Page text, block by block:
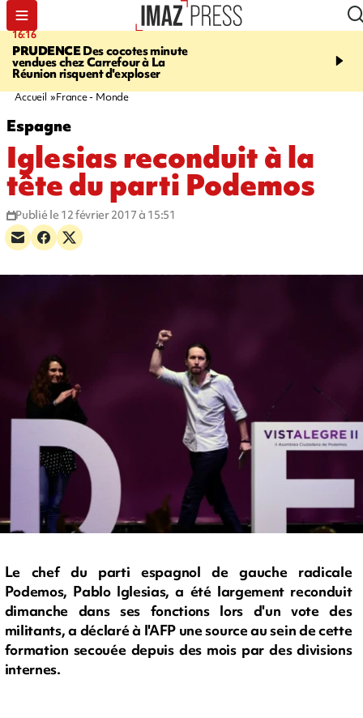
16:16
PRUDENCEDes cocotes minute
vendues chez Carrefour à La
Réunion risquent d'exploser
20:06
l'Asie, mort d'une
Accueil France - Monde
Espagne
Iglesias reconduit à la
tête du parti Podemos
Publié le 12 février 2017 à 15:51
Le chef du parti espagnol de gauche radicale
Podemos, Pablo Iglesias, a été largement reconduit
dimanche dans ses fonctions lors d'un vote des
militants, a déclaré à l'AFP une source au sein de cette
formation secouée depuis des mois par des divisions
internes.